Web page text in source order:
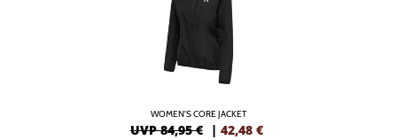
WOMEN'S CORE JACKET
UVP 84,95 € | 42,48 €